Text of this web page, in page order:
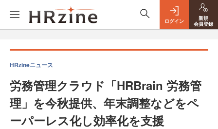
ログイン
新規
会員登録
HRzineニュース
労務管理クラウド「HRBrain 労務管
理」を今秋提供、年末調整などをペ
ーパーレス化し効率化を支援